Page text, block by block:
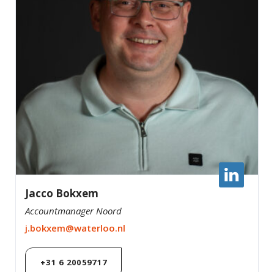
Jacco Bokxem
Accountmanager Noord
j.bokxem@waterloo.nl
+31 6 20059717